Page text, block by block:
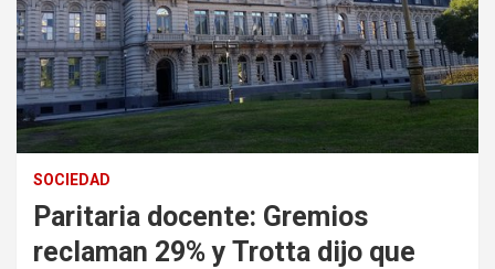
SOCIEDAD
Paritaria docente: Gremios
reclaman 29% y Trotta dijo que